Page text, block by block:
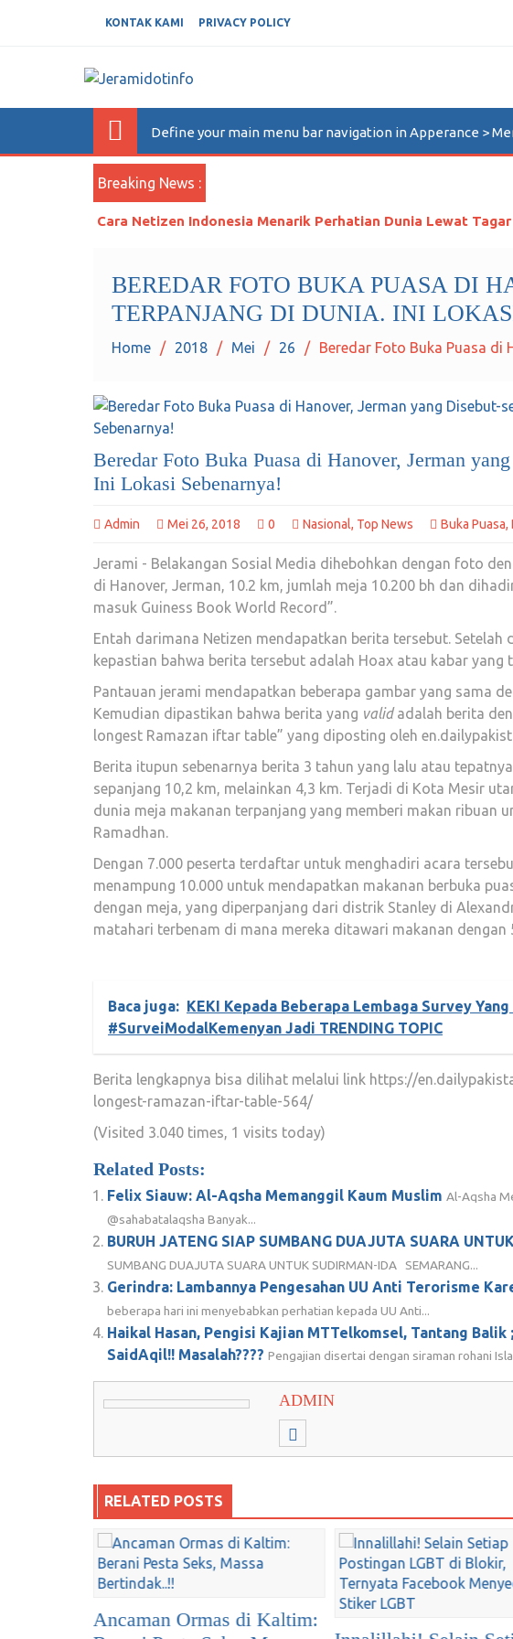
KONTAK KAMI PRIVACY POLICY
Define your main menu bar navigation in Apperance >
Breaking News :
Cara Netizen Indonesia Menarik Perhatian Dunia Lewat
BEREDAR FOTO BUKA PUASA DI
TERPANJANG DI DUNIA. INI
Home 2018 Mei 26 Beredar Foto Buka Puasa di
Beredar Foto Buka Puasa di Hanover, Jerman
Ini Lokasi Sebenarnya!
Admin Mei 26, 2018 0 Nasional, Top News Buka Puasa,
Jerami - Belakangan Sosial Media dihebohkan dengan foto
di Hanover, Jerman, 10.2 km, jumlah meja 10.200 bh dan
masuk Guiness Book World Record”.
Entah darimana Netizen mendapatkan berita tersebut. Setelah
kepastian bahwa berita tersebut adalah Hoax atau kabar yang
Pantauan jerami mendapatkan beberapa gambar yang sama
Kemudian dipastikan bahwa berita yang validadalah berita
longest Ramazan iftar table” yang diposting oleh
Berita itupun sebenarnya berita 3 tahun yang lalu atau
sepanjang 10,2 km, melainkan 4,3 km. Terjadi di Kota Mesir
dunia meja makanan terpanjang yang memberi makan ribuan
Ramadhan.
Dengan 7.000 peserta terdaftar untuk menghadiri acara
menampung 10.000 untuk mendapatkan makanan berbuka
dengan meja, yang diperpanjang dari distrik Stanley di
matahari terbenam di mana mereka ditawari makanan dengan
Baca juga: KEKI Kepada Beberapa Lembaga Survey
#SurveiModalKemenyan Jadi TRENDING TOPIC
Berita lengkapnya bisa dilihat melalui link https://
longest-ramazan-iftar-table-564/
(Visited 3.040 times, 1 visits today)
Related Posts:
Felix Siauw: Al-Aqsha Memanggil Kaum Muslim Al-Aqsha
@sahabatalaqsha Banyak...
BURUH JATENG SIAP SUMBANG DUAJUTA SUARA
SUMBANG DUAJUTA SUARA UNTUK SUDIRMAN-IDA SEMARANG...
Gerindra: Lambannya Pengesahan UU Anti Terorisme
beberapa hari ini menyebabkan perhatian kepada UU Anti...
Haikal Hasan, Pengisi Kajian MTTelkomsel, Tantang Balik
SaidAqil!! Masalah???? Pengajian disertai dengan siraman rohani
ADMIN
RELATED POSTS
Mengenang Sejarah